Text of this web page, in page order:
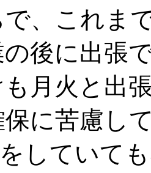
、これま
後に出張
月火と出
保に苦慮し
していて